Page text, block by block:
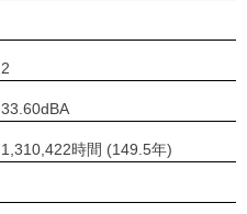
2
33.60dBA
1,310,422時間 (149.5年)